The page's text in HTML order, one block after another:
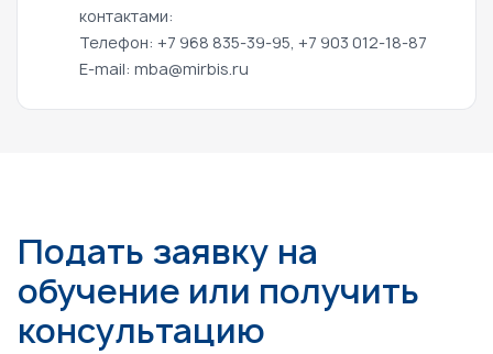
контактами:
Телефон: +7 968 835-39-95, +7 903 012-18-87
E-mail: mba@mirbis.ru
Подать заявку на
обучение или получить
консультацию